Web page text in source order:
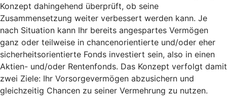
Konzept dahingehend überprüft, ob seine
Zusammensetzung weiter verbessert werden kann. Je
nach Situation kann Ihr bereits angespartes Vermögen
ganz oder teilweise in chancenorientierte und/oder eher
sicherheitsorientierte Fonds investiert sein, also in einen
Aktien- und/oder Rentenfonds. Das Konzept verfolgt damit
zwei Ziele: Ihr Vorsorgevermögen abzusichern und
gleichzeitig Chancen zu seiner Vermehrung zu nutzen.